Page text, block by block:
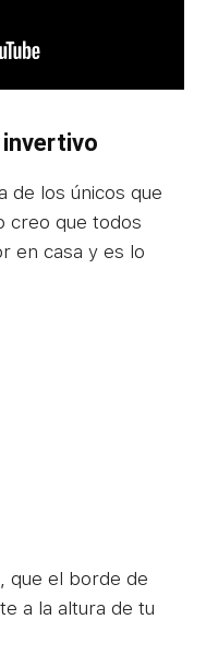
de los únicos que
creo que todos
en casa y es lo
que el borde de
a la altura de tu